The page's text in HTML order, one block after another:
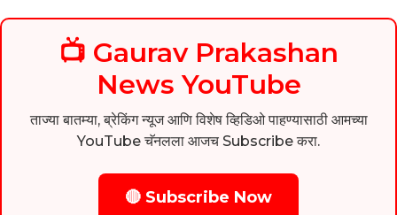
📺 Gaurav Prakashan
News YouTube
ताज्या बातम्या, ब्रेकिंग न्यूज आणि विशेष व्हिडिओ पाहण्यासाठी आमच्या
YouTube चॅनलला आजच Subscribe करा.
🔴 Subscribe Now